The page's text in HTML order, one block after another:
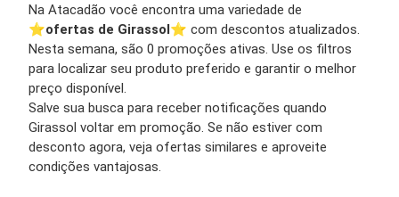
Na Atacadão você encontra uma variedade de
⭐️ofertas de Girassol⭐️ com descontos atualizados.
Nesta semana, são 0 promoções ativas. Use os filtros
para localizar seu produto preferido e garantir o melhor
preço disponível.
Salve sua busca para receber notificações quando
Girassol voltar em promoção. Se não estiver com
desconto agora, veja ofertas similares e aproveite
condições vantajosas.